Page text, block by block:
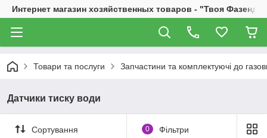
Интернет магазин хозяйственных товаров - "Твоя
Товари та послуги Запчастини та комплектуючі до
Датчики тиску води
Сортування 0 Фільтри